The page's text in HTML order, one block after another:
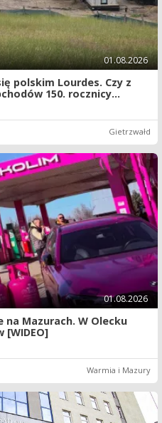
01.08.2026
polskim Lourdes. Czy z
150. rocznicy...
Gietrzwałd
01.08.2026
Mazurach. W Olecku
Warmia i Mazury